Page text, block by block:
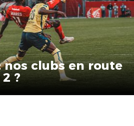
: nos clubs en route
?